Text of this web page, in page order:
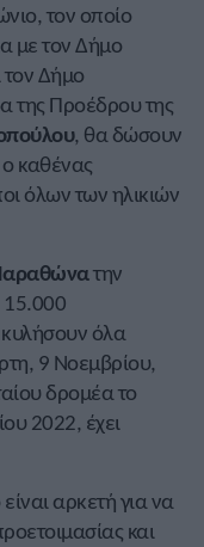
τον οποίο
με τον Δήμο
τον Δήμο
της Προέδρου της
, θα δώσουν
καθένας
όλων των ηλικιών
την
15.000
όλα
9 Νοεμβρίου,
δρομέα το
2022, έχει
αρκετή για να
και